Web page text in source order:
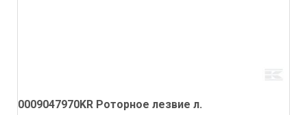
0009047970KR Роторное лезвие л.